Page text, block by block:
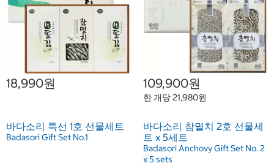
18,990원
바다소리 특선 1호 선물세트
Badasori Gift Set No.1
109,900원
한 개당 21,980원
바다소리 참멸치 2호 선물세
트 x 5세트
Badasori Anchovy Gift Set No. 2
x 5 sets